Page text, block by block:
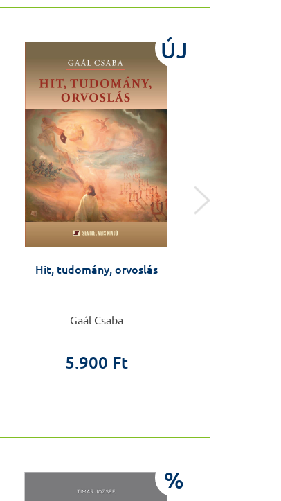
ÚJ
Hit, tudomány, orvoslás
Gaál Csaba
5.900 Ft
%